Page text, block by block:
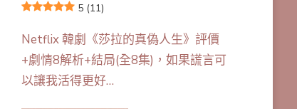
5 (11)
Netflix 韓劇《莎拉的真偽人生》評價
+劇情8解析+結局(全8集)，如果謊言可
以讓我活得更好…